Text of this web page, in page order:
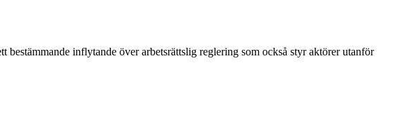
inflytande över arbetsrättslig reglering som också styr aktörer utanför